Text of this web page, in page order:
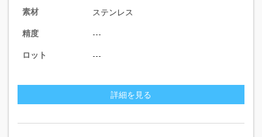
素材
ステンレス
精度
---
ロット
---
詳細を見る